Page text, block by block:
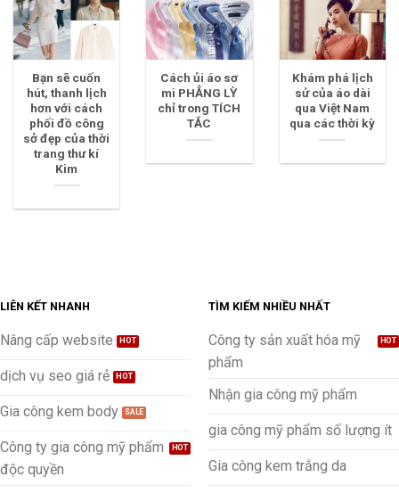
Bạn sẽ cuốn
hút, thanh lịch
hơn với cách
phối đồ công
sở đẹp của thời
trang thư kí
Kim
Cách ủi áo sơ
mi PHẲNG LỲ
chỉ trong TÍCH
TẮC
Khám phá lịch
sử của áo dài
qua Việt Nam
qua các thời kỳ
LIÊN KẾT NHANH
Nâng cấp website
dịch vụ seo giá rẻ
Gia công kem body
Công ty gia công mỹ phẩm
độc quyền
TÌM KIẾM NHIỀU NHẤT
Công ty sản xuất hóa mỹ
phẩm
Nhận gia công mỹ phẩm
gia công mỹ phẩm số lượng ít
Gia công kem trắng da